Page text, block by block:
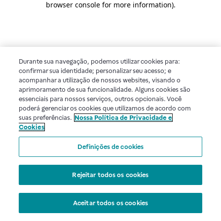
browser console for more information).
Durante sua navegação, podemos utilizar cookies para:
confirmar sua identidade; personalizar seu acesso; e
acompanhar a utilização de nossos websites, visando o
aprimoramento de sua funcionalidade. Alguns cookies são
essenciais para nossos serviços, outros opcionais. Você
poderá gerenciar os cookies que utilizamos de acordo com
suas preferências. Nossa Política de Privacidade e
Cookies
Definições de cookies
Rejeitar todos os cookies
Aceitar todos os cookies